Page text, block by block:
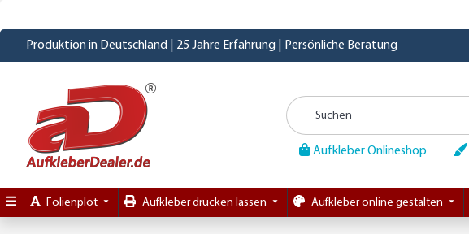
Produktion in Deutschland | 25 Jahre Erfahrung | Persönliche Beratung
Aufkleber Onlineshop
Folienplot Aufkleber drucken lassen Aufkleber online gestalten